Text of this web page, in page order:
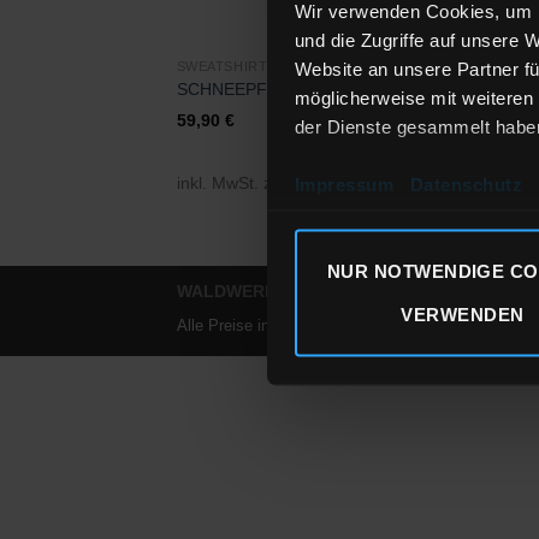
Wir verwenden Cookies,
und die Zugriffe auf unsere
Website an unsere Partner
möglicherweise mit
der Dienste gesammelt
Impressum Datenschutz
NUR NOTWENDIGE
VERWENDEN
SWEATSHIRTS MÄNNER
SCHNEEPFERDCHEN
59,90 €
inkl. MwSt. zzgl.Versandkosten
WALDWERK®
Alle Preise inkl. der gesetzlichen MwSt.